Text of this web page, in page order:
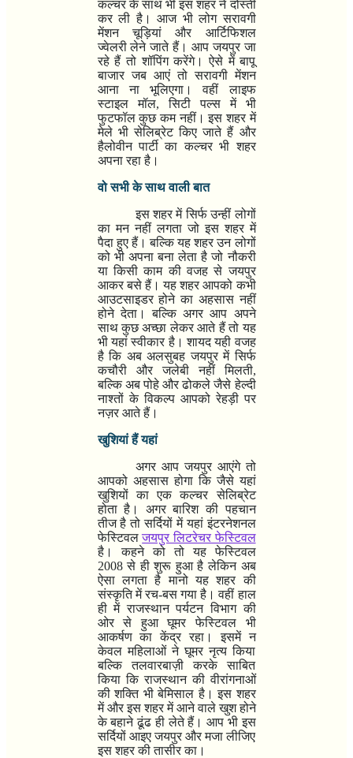
कल्चर के साथ भी इस शहर ने दोस्ती
कर ली है। आज भी लोग सरावगी
मेंशन चूड़ियां और आर्टिफिशल
ज्वेलरी लेने जाते हैं। आप जयपुर जा
रहे हैं तो शॉपिंग करेंगे। ऐसे में बापू
बाजार जब आएं तो सरावगी मेंशन
आना ना भूलिएगा। वहीं लाइफ
स्टाइल मॉल,सिटी पल्स में भी
फुटफॉल कुछ कम नहीं। इस शहर में
मेले भी सेलिब्रेट किए जाते हैं और
हैलोवीन पार्टी का कल्चर भी शहर
अपना रहा है।
वो सभी के साथ वाली बात
इस शहर में सिर्फ उन्हीं लोगों
का मन नहीं लगता जो इस शहर में
पैदा हुए हैं। बल्कि यह शहर उन लोगों
को भी अपना बना लेता है जो नौकरी
या किसी काम की वजह से जयपुर
आकर बसे हैं। यह शहर आपको कभी
आउटसाइडर होने का अहसास नहीं
होने देता। बल्कि अगर आप अपने
साथ कुछ अच्छा लेकर आते हैं तो यह
भी यहां स्वीकार है। शायद यही वजह
है कि अब अलसुबह जयपुर में सिर्फ
कचौरी और जलेबी नहीं मिलती,
बल्कि अब पोहे और ढोकले जैसे हेल्दी
नाश्तों के विकल्प आपको रेहड़ी पर
नज़र आते हैं।
खुशियां हैं यहां
अगर आप जयपुर आएंगे तो
आपको अहसास होगा कि जैसे यहां
खुशियों का एक कल्चर सेलिब्रेट
होता है। अगर बारिश की पहचान
तीज है तो सर्दियों में यहां इंटरनेशनल
फेस्टिवल जयपुर लिटरेचर फेस्टिवल
है। कहने को तो यह फेस्टिवल
2008से ही शुरू हुआ है लेकिन अब
ऐसा लगता है मानो यह शहर की
संस्कृति में रच-बस गया है। वहीं हाल
ही में राजस्थान पर्यटन विभाग की
ओर से हुआ घूमर फेस्टिवल भी
आकर्षण का केंद्र रहा। इसमें न
केवल महिलाओं ने घूमर नृत्य किया
बल्कि तलवारबाज़ी करके साबित
किया कि राजस्थान की वीरांगनाओं
की शक्ति भी बेमिसाल है। इस शहर
में और इस शहर में आने वाले खुश होने
के बहाने ढूंढ ही लेते हैं। आप भी इस
सर्दियों आइए जयपुर और मजा लीजिए
इस शहर की तासीर का।